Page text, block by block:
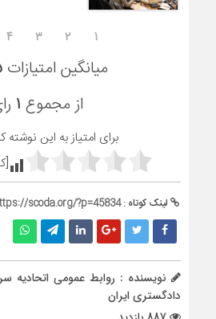
۱ ۲ ۳ ۴
میانگین امتیازات
از مجموع ۱
برای امتیاز به این
لینک کوتاه :scoda.org/?p=45834
نویسنده : روابط عمومی اتحادیه
دادگستری ایران